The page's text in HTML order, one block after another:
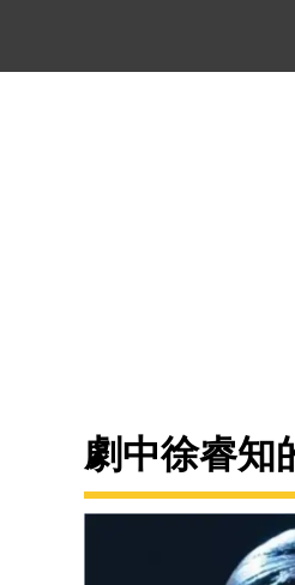
劇中徐睿知